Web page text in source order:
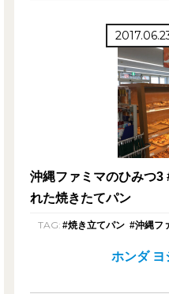
沖縄ファミマのひみつ3
れた焼きたてパン
TAG: #焼き立てパン #沖縄フ
ホンダ ヨ